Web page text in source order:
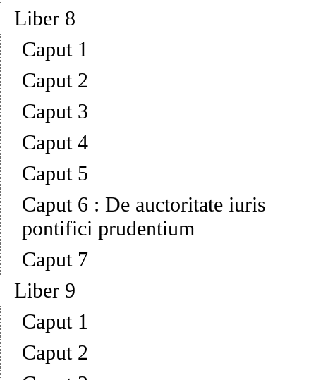
Liber 8
Caput 1
Caput 2
Caput 3
Caput 4
Caput 5
Caput 6 : De auctoritate iuris
pontifici prudentium
Caput 7
Liber 9
Caput 1
Caput 2